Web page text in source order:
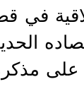
في
مذكرة